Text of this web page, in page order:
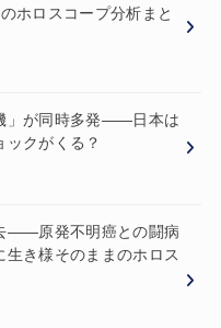
ホロスコープ分析まと
」が同時多発——日本は
ックがくる？
——原発不明癌との闘病
生き様そのままのホロス